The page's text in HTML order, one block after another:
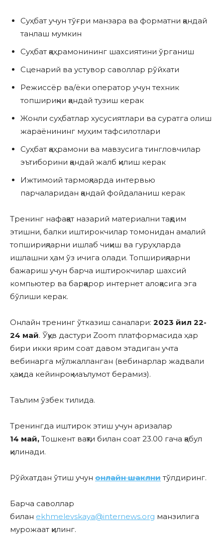
Суҳбат учун тўғри манзара ва форматни қандай
танлаш мумкин
Суҳбат қаҳрамонининг шахсиятини ўрганиш
Сценарий ва устувор саволлар рўйхати
Режиссёр ва/ёки оператор учун техник
топшириқни қандай тузиш керак
Жонли суҳбатлар хусусиятлари ва суратга олиш
жараёнининг муҳим тафсилотлари
Суҳбат қаҳрамони ва мавзусига тингловчилар
эътиборини қандай жалб қилиш керак
Ижтимоий тармоқларда интервью
парчаларидан қандай фойдаланиш керак
Тренинг нафақат назарий материални тақдим
этишни, балки иштирокчилар томонидан амалий
топшириқларни ишлаб чиқиш ва гуруҳларда
ишлашни ҳам ўз ичига олади. Топшириқларни
бажариш учун барча иштирокчилар шахсий
компьютер ва барқарор интернет алоқасига эга
бўлиши керак.
Онлайн тренинг ўтказиш саналари: 2023 йил 22-
24 май. Ўқув дастури Zoom платформасида ҳар
бири икки ярим соат давом этадиган учта
вебинарга мўлжалланган (вебинарлар жадвали
ҳақида кейинроқ маълумот берамиз).
Таълим ўзбек тилида.
Тренингда иштирок этиш учун аризалар
14 май, Тошкент вақти билан соат 23.00 гача қабул
қилинади.
Рўйхатдан ўтиш учун онлайн шаклни тўлдиринг.
Барча саволлар
билан ekhmelevskaya@internews.org манзилига
мурожаат қилинг.